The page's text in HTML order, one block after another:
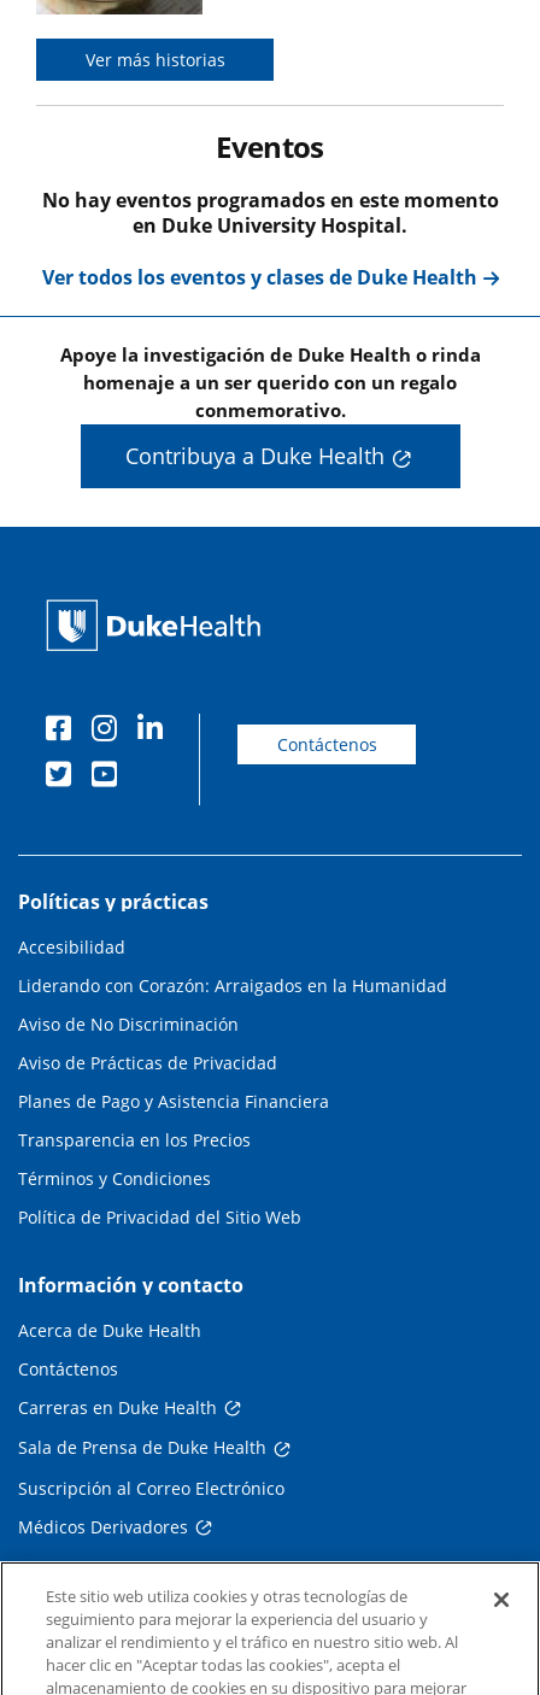
Ver más historias
Eventos
No hay eventos programados en este momento
en Duke University Hospital.
Ver todos los eventos y clases de Duke Health
Apoye la investigación de Duke Health o rinda
homenaje a un ser querido con un regalo
conmemorativo.
Contribuya a Duke Health
Contáctenos
Políticas y prácticas
Accesibilidad
Liderando con Corazón: Arraigados en la Humanidad
Aviso de No Discriminación
Aviso de Prácticas de Privacidad
Planes de Pago y Asistencia Financiera
Transparencia en los Precios
Términos y Condiciones
Política de Privacidad del Sitio Web
Información y contacto
Acerca de Duke Health
Contáctenos
Carreras en Duke Health
Sala de Prensa de Duke Health
Suscripción al Correo Electrónico
Médicos Derivadores
Enlaces relacionados
Duke Cancer Institute
Duke Children's
Este sitio web utiliza cookies y otras tecnologías de
seguimiento para mejorar la experiencia del usuario y
analizar el rendimiento y el tráfico en nuestro sitio web. Al
hacer clic en "Aceptar todas las cookies", acepta el
almacenamiento de cookies en su dispositivo para mejorar